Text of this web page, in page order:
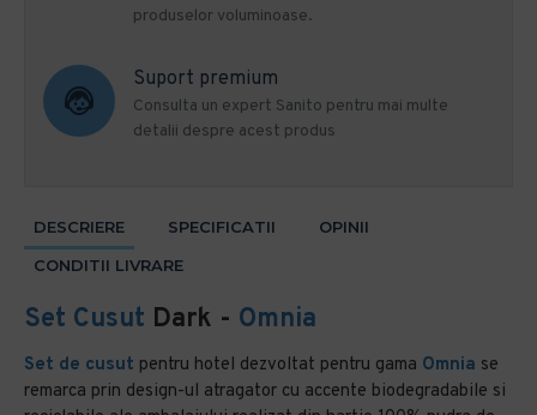
produselor voluminoase.
Suport premium
Consulta un expert Sanito pentru mai multe
detalii despre acest produs
DESCRIERE SPECIFICATII
OPINII
CONDITII LIVRARE
Set Cusut Dark - Omnia
Set de cusut pentru hotel dezvoltat pentru gama Omnia se
remarca prin design-ul atragator cu accente biodegradabile si